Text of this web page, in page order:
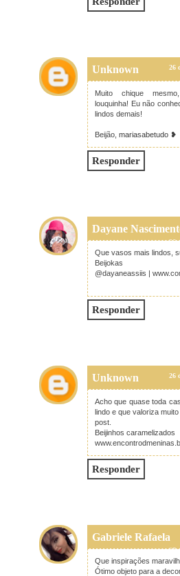
Unknown 26
Muito chique
louquinha! Eu não
lindos demais!
Beijão, mariasabetudo ❥
Responder
Dayane
26
Que vasos mais lindos,
Beijokas
@dayaneassiis |
Responder
Unknown 26
Acho que quase toda
lindo e que valoriza
post.
Beijinhos caramelizados
Responder
Gabriele Rafaela
27
Que inspirações
Ótimo objeto para a